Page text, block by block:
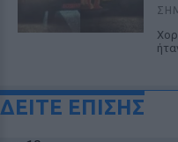
ΔΕΙΤΕ ΕΠΙΣΗΣ